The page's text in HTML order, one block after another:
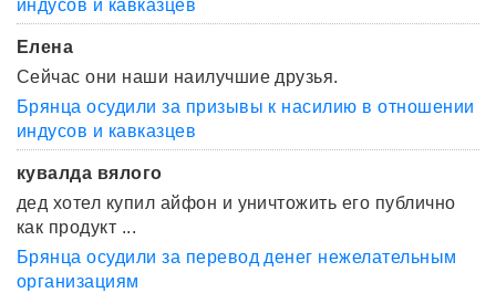
индусов и кавказцев
Елена
Сейчас они наши наилучшие друзья.
Брянца осудили за призывы к насилию в отношении
индусов и кавказцев
кувалда вялого
дед хотел купил айфон и уничтожить его публично
как продукт ...
Брянца осудили за перевод денег нежелательным
организациям